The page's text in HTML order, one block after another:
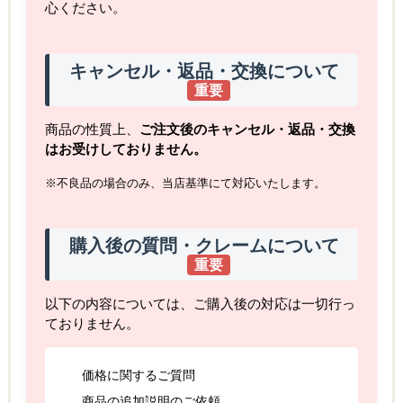
心ください。
キャンセル・返品・交換について
重要
商品の性質上、 ご注文後のキャンセル・返品・交換
はお受けしておりません。
※不良品の場合のみ、当店基準にて対応いたします。
購入後の質問・クレームについて
重要
以下の内容については、ご購入後の対応は一切行っ
ておりません。
価格に関するご質問